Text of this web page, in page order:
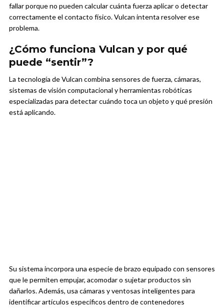
fallar porque no pueden calcular cuánta fuerza aplicar o detectar
correctamente el contacto físico. Vulcan intenta resolver ese
problema.
¿Cómo funciona Vulcan y por qué
puede “sentir”?
La tecnología de Vulcan combina sensores de fuerza, cámaras,
sistemas de visión computacional y herramientas robóticas
especializadas para detectar cuándo toca un objeto y qué presión
está aplicando.
Su sistema incorpora una especie de brazo equipado con sensores
que le permiten empujar, acomodar o sujetar productos sin
dañarlos. Además, usa cámaras y ventosas inteligentes para
identificar artículos específicos dentro de contenedores